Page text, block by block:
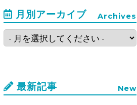
月別アーカイブ Archives
最新記事 New